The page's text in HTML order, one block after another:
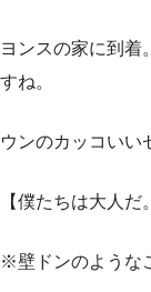
ヨンスの家に到着
すね。
ウンのカッコいい
【僕たちは大人だ
※壁ドンのような